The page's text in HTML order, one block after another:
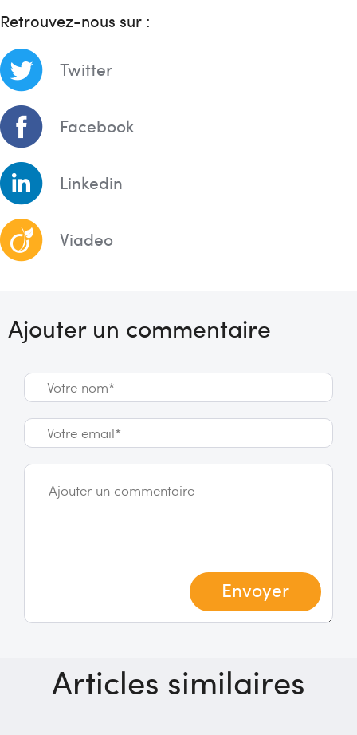
Retrouvez-nous sur :
Twitter
Facebook
Linkedin
Viadeo
Ajouter un commentaire
Envoyer
Articles similaires